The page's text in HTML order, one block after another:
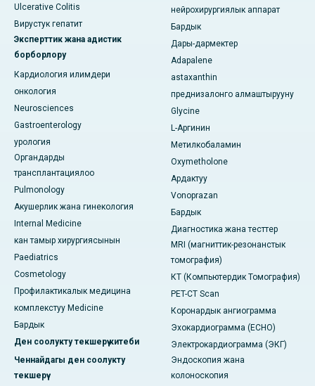
Ulcerative Colitis
Вирустук гепатит
Эксперттик жана адистик
борборлору
Кардиология илимдери
онкология
Neurosciences
Gastroenterology
урология
Органдарды
трансплантациялоо
Pulmonology
Акушерлик жана гинекология
Internal Medicine
кан тамыр хирургиясынын
Paediatrics
Cosmetology
Профилактикалык медицина
комплекстуу Medicine
Бардык
Ден соолукту текшерүү китеби
Ченнайдагы ден соолукту
текшерүү
нейрохирургиялык аппарат
Бардык
Дары-дармектер
Adapalene
astaxanthin
преднизалонго алмаштырууну
Glycine
L-Аргинин
Метилкобаламин
Oxymetholone
Ардактуу
Vonoprazan
Бардык
Диагностика жана тесттер
MRI (магниттик-резонанстык
томография)
КТ (Компьютердик Томография)
PET-CT Scan
Коронардык ангиограмма
Эхокардиограмма (ECHO)
Электрокардиограмма (ЭКГ)
Эндоскопия жана
колоноскопия